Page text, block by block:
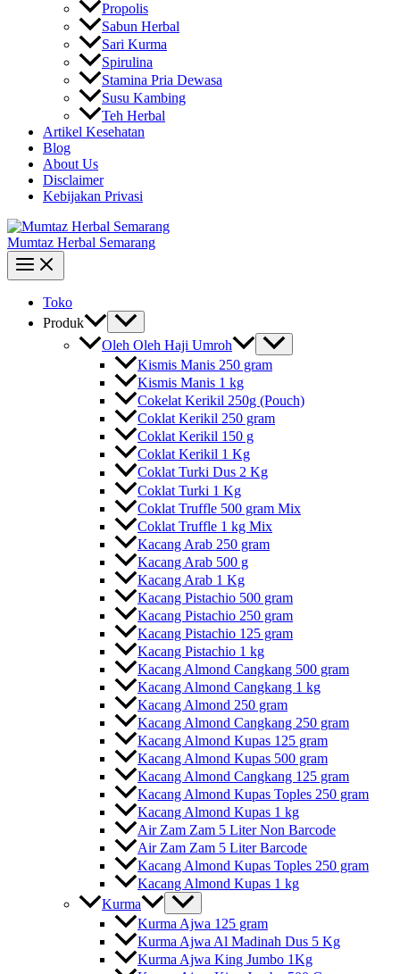
Propolis
Sabun Herbal
Sari Kurma
Spirulina
Stamina Pria Dewasa
Susu Kambing
Teh Herbal
Artikel Kesehatan
Blog
About Us
Disclaimer
Kebijakan Privasi
Mumtaz Herbal Semarang
Toko
Produk
Oleh Oleh Haji Umroh
Kismis Manis 250 gram
Kismis Manis 1 kg
Cokelat Kerikil 250g (Pouch)
Coklat Kerikil 250 gram
Coklat Kerikil 150 g
Coklat Kerikil 1 Kg
Coklat Turki Dus 2 Kg
Coklat Turki 1 Kg
Coklat Truffle 500 gram Mix
Coklat Truffle 1 kg Mix
Kacang Arab 250 gram
Kacang Arab 500 g
Kacang Arab 1 Kg
Kacang Pistachio 500 gram
Kacang Pistachio 250 gram
Kacang Pistachio 125 gram
Kacang Pistachio 1 kg
Kacang Almond Cangkang 500 gram
Kacang Almond Cangkang 1 kg
Kacang Almond 250 gram
Kacang Almond Cangkang 250 gram
Kacang Almond Kupas 125 gram
Kacang Almond Kupas 500 gram
Kacang Almond Cangkang 125 gram
Kacang Almond Kupas Toples 250 gram
Kacang Almond Kupas 1 kg
Air Zam Zam 5 Liter Non Barcode
Air Zam Zam 5 Liter Barcode
Kacang Almond Kupas Toples 250 gram
Kacang Almond Kupas 1 kg
Kurma
Kurma Ajwa 125 gram
Kurma Ajwa Al Madinah Dus 5 Kg
Kurma Ajwa King Jumbo 1Kg